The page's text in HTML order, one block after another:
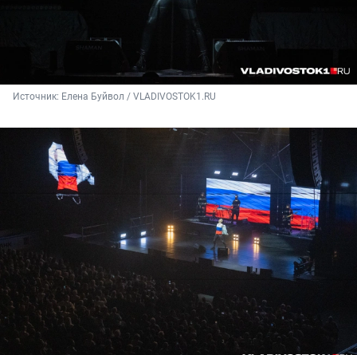
Источник: Елена Буйвол / VLADIVOSTOK1.RU